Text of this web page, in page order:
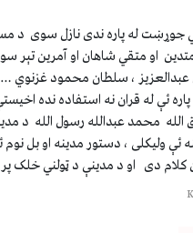
له پاره ندی نازل سوی د
او متقي شاهان او آمرین تېر
عبدالعزیز ، سلطان محمود غزنوي
ئې له قران نه استفاده نده
محمد عبدالله رسول الله د
ولیکلی ، دستور مدینه او بل نوم
کلام دی او د مدینې د ټولني خلک